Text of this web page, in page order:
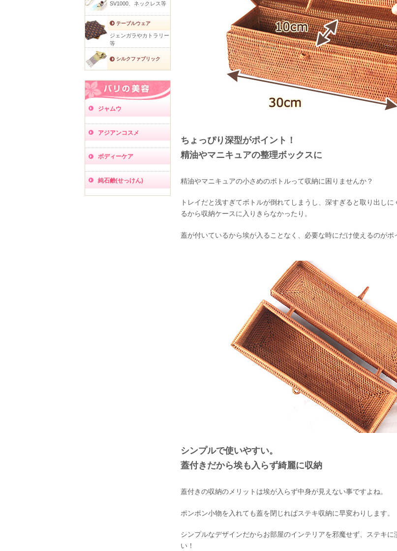
ちょっぴり深型がポイント！
精油やマニキュアの整理ボックスに
精油やマニキュアの小さめのボトルって収納に困りませんか？
トレイだと浅すぎてボトルが倒れてしまうし、深すぎると取り出し
るから収納ケースに入りきらなかったり。
蓋が付いているから埃が入ることなく、必要な時にだけ使えるのがポ
シンプルで使いやすい。
蓋付きだから埃も入らず綺麗に収納
蓋付きの収納のメリットは埃が入らず中身が見えない事ですよね。
ポンポン小物を入れても蓋を閉じればステキ収納に早変わりします。
シンプルなデザインだからお部屋のインテリアを邪魔せず、ステキに
い！
SV1000、ネックレス等
テーブルウェア
ジェンガラやカトラリー
等
シルクファブリック
ジャムウ
アジアンコスメ
ボディーケア
純石鹸(せっけん)